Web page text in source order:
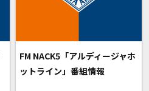
FM NACK5「アルディージャホ
ットライン」番組情報